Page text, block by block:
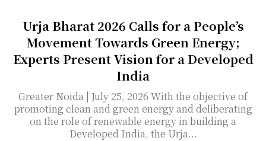
Urja Bharat 2026 Calls for a People’s
Movement Towards Green Energy;
Experts Present Vision for a Developed
India
Greater Noida | July 25, 2026 With the objective of
promoting clean and green energy and deliberating
on the role of renewable energy in building a
Developed India, the Urja...